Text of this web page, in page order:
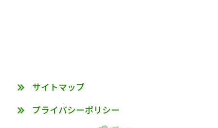
サイトマップ
プライバシーポリシー